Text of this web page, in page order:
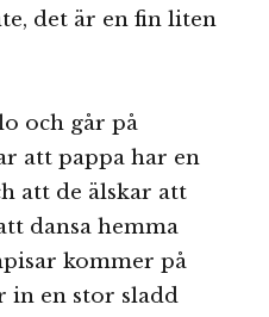
det är en fin liten
och går på
att pappa har en
att de älskar att
dansa hemma
kommer på
in en stor sladd